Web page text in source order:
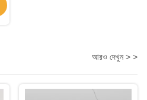
আরও দেখুন > >